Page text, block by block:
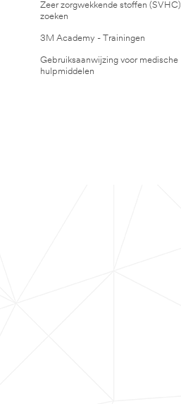
Zeer zorgwekkende stoffen (SVHC)
zoeken
3M Academy - Trainingen
Gebruiksaanwijzing voor medische
hulpmiddelen